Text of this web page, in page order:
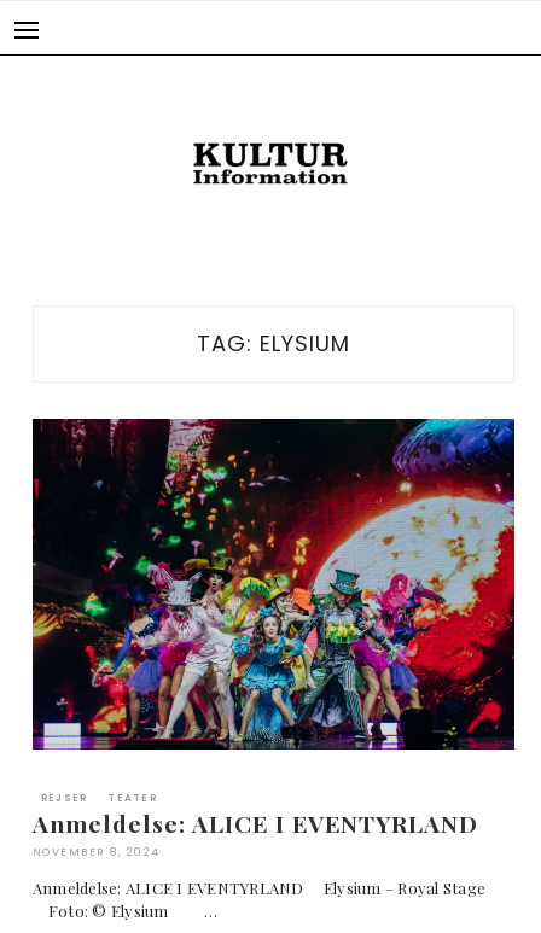
TAG: ELYSIUM
REJSER TEATER
Anmeldelse: ALICE I EVENTYRLAND
NOVEMBER 8, 2024
Anmeldelse: ALICE I EVENTYRLAND Elysium – Royal Stage
Foto: © Elysium …